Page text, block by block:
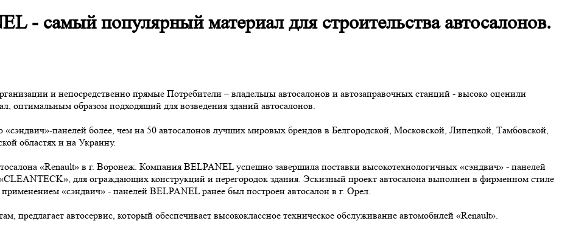
- самый популярный материал для строительства автосалонов.
и непосредственно прямые Потребители – владельцы автосалонов и автозаправочных станций - высоко оценили
оптимальным образом подходящий для возведения зданий автосалонов.
панелей более, чем на 50 автосалонов лучших мировых брендов в Белгородской, Московской, Липецкой, Тамбовской,
областях и на Украину.
«Renault» в г. Воронеж. Компания BELPANEL успешно завершила поставки высокотехнологичных «сэндвич» - панелей
для ограждающих конструкций и перегородок здания. Эскизный проект автосалона выполнен в фирменном стиле
«сэндвич» - панелей BELPANEL ранее был построен автосалон в г. Орел.
предлагает автосервис, который обеспечивает высококлассное техническое обслуживание автомобилей «Renault».